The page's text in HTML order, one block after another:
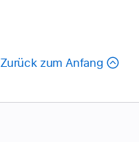
Zurück zum Anfang